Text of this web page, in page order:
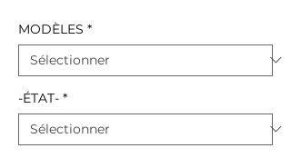
MODÈLES *
-ÉTAT- *